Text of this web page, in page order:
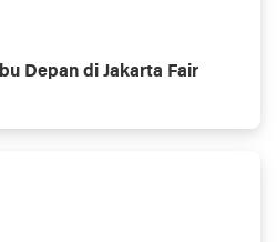
Depan di Jakarta Fair